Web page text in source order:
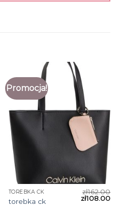
Promocja!
TOREBKA CK
torebka ck
zł162.00
zł108.00